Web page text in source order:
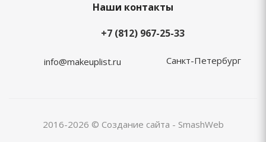
Наши контакты
+7 (812) 967-25-33
info@makeuplist.ru Санкт-Петербург
2016-2026 © Создание сайта - SmashWeb